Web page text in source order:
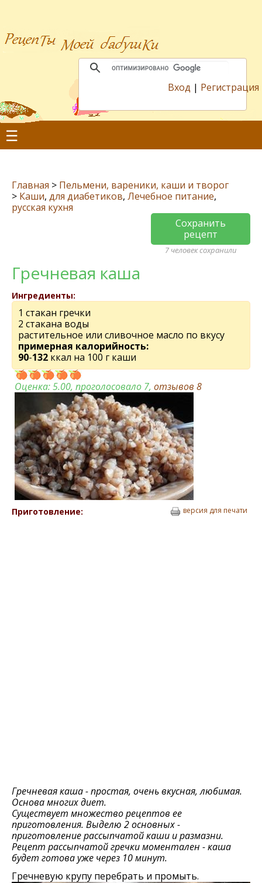
Вход | Регистрация
☰
Главная > Пельмени, вареники, каши и творог
> Каши, для диабетиков, Лечебное питание,
русская кухня
Сохранить
рецепт
7 человек сохранили
Гречневая каша
Ингредиенты:
1 стакан гречки
2 стакана воды
растительное или сливочное масло по вкусу
примерная калорийность:
90-132 ккал на 100 г каши
Оценка:5.00, проголосовало 7, отзывов 8
Приготовление: версия для печати
Гречневая каша - простая, очень вкусная, любимая.
Основа многих диет.
Существует множество рецептов ее
приготовления. Выделю 2 основных -
приготовление рассыпчатой каши и размазни.
Рецепт рассыпчатой гречки моментален - каша
будет готова уже через 10 минут.
Гречневую крупу перебрать и промыть.